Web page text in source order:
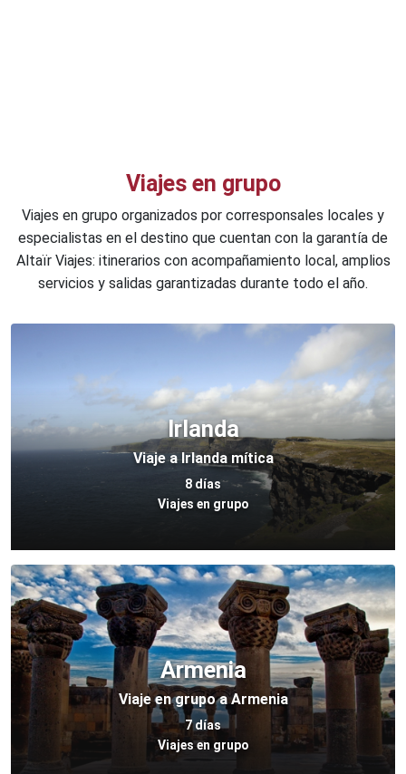
Viajes en grupo
Viajes en grupo organizados por corresponsales locales y
especialistas en el destino que cuentan con la garantía de
Altaïr Viajes: itinerarios con acompañamiento local, amplios
servicios y salidas garantizadas durante todo el año.
Irlanda
Viaje a Irlanda mítica
8 días
Viajes en grupo
Armenia
Viaje en grupo a Armenia
7 días
Viajes en grupo